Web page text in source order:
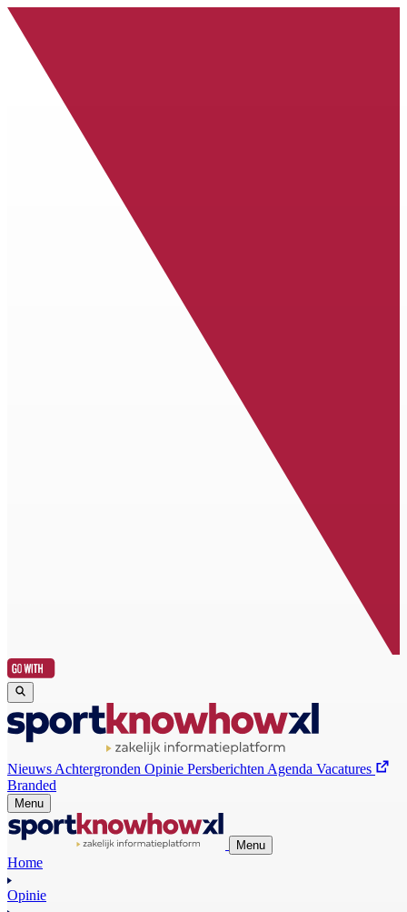
Nieuws Achtergronden Opinie Persberichten Agenda Vacatures
Branded
Menu
Menu
Home
Opinie